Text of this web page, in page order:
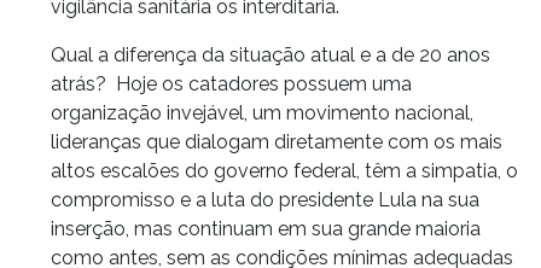
vigilância sanitária os interditaria.
Qual a diferença da situação atual e a de 20 anos
atrás? Hoje os catadores possuem uma
organização invejável, um movimento nacional,
lideranças que dialogam diretamente com os mais
altos escalões do governo federal, têm a simpatia, o
compromisso e a luta do presidente Lula na sua
inserção, mas continuam em sua grande maioria
como antes, sem as condições mínimas adequadas